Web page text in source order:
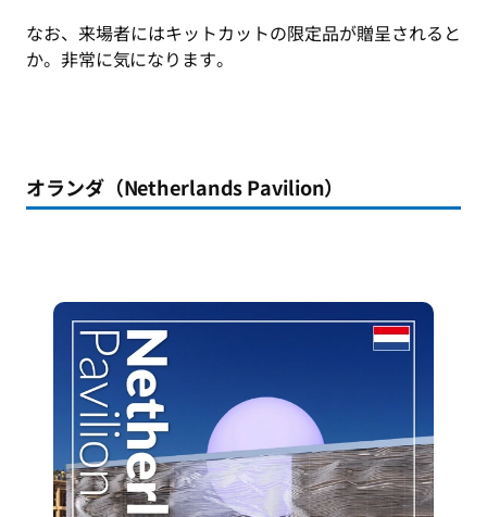
なお、来場者にはキットカットの限定品が贈呈されると
か。非常に気になります。
オランダ（Netherlands Pavilion）